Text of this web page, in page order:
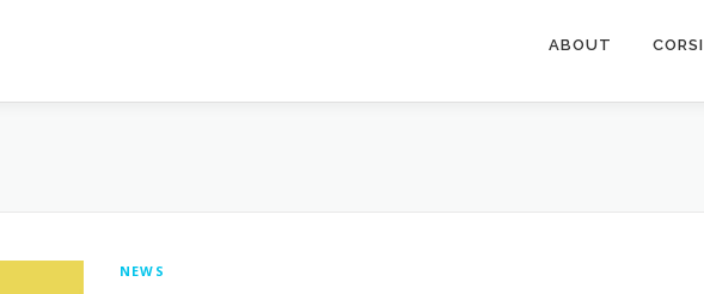
ABOUT CORSI
NEWS